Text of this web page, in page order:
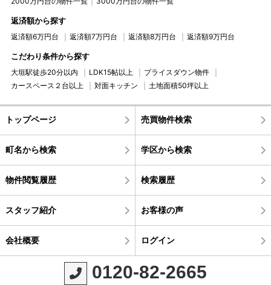
返済額から探す
返済額6万円台 返済額7万円台 返済額8万円台 返済額9万円台
こだわり条件から探す
大垣駅徒歩20分以内 LDK15帖以上
プライスダウン物件
カースペース２台以上
対面キッチン 土地面積50坪以上
トップページ 売買物件検索
町名から検索 学区から検索
物件閲覧履歴 検索履歴
スタッフ紹介 お客様の声
会社概要 ログイン
0120-82-2665